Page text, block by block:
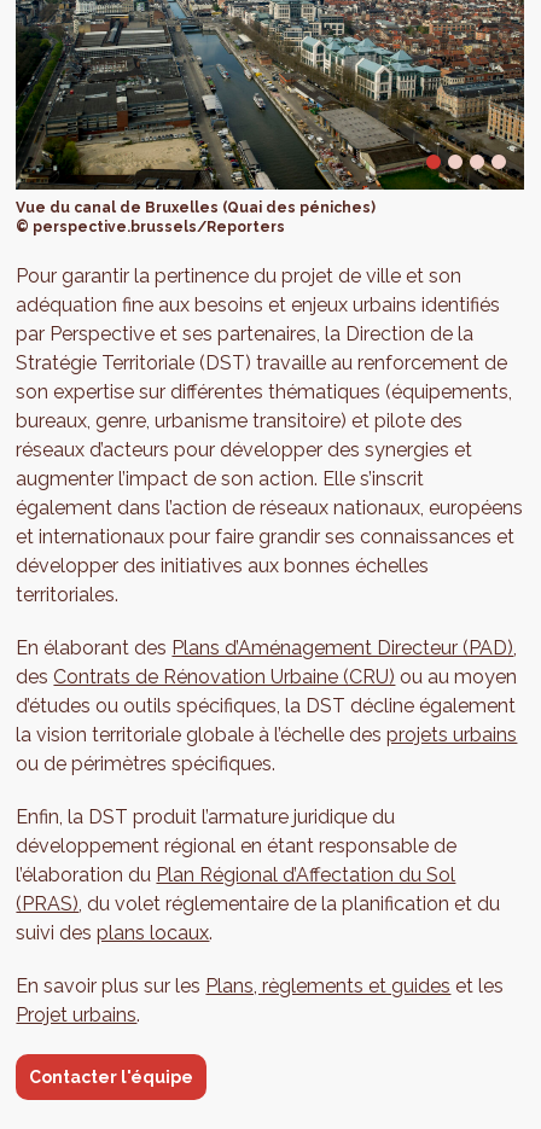
Vue du canal de Bruxelles (Quai des péniches)
© perspective.brussels/Reporters
Pour garantir la pertinence du projet de ville et son
adéquation fine aux besoins et enjeux urbains identifiés
par Perspective et ses partenaires, la Direction de la
Stratégie Territoriale (DST) travaille au renforcement de
son expertise sur différentes thématiques (équipements,
bureaux, genre, urbanisme transitoire) et pilote des
réseaux d’acteurs pour développer des synergies et
augmenter l’impact de son action. Elle s’inscrit
également dans l’action de réseaux nationaux, européens
et internationaux pour faire grandir ses connaissances et
développer des initiatives aux bonnes échelles
territoriales.
En élaborant des Plans d’Aménagement Directeur (PAD),
desContrats de Rénovation Urbaine (CRU) ou au moyen
d’études ou outils spécifiques, la DST décline également
la vision territoriale globale à l’échelle desprojets urbains
ou de périmètres spécifiques.
Enfin, la DST produit l’armature juridique du
développement régional en étant responsable de
l’élaboration du Plan Régional d’Affectation du Sol
(PRAS), du volet réglementaire de la planification et du
suivi desplans locaux.
En savoir plus sur les Plans, règlements et guides et les
Projet urbains.
Contacter l'équipe